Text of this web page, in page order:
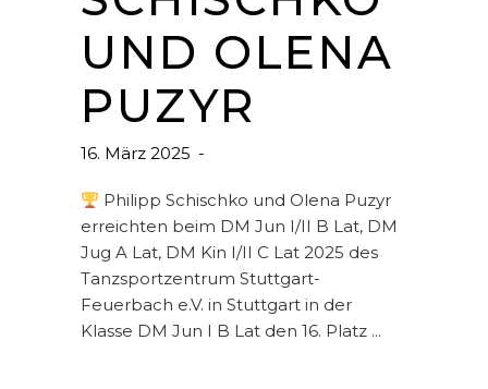
UND OLENA
PUZYR
16. März 2025
Philipp Schischko und Olena Puzyr
erreichten beim DM Jun I/II B Lat, DM
Jug A Lat, DM Kin I/II C Lat 2025 des
Tanzsportzentrum Stuttgart-
Feuerbach e.V. in Stuttgart in der
Klasse DM Jun I B Lat den 16. Platz